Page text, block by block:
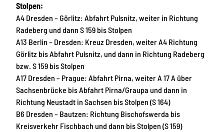
Stolpen:
A4 Dresden – Görlitz: Abfahrt Pulsnitz, weiter in Richtung
Radeberg und dann S 159 bis Stolpen
A13 Berlin – Dresden: Kreuz Dresden, weiter A4 Richtung
Görlitz bis Abfahrt Pulsnitz, und dann in Richtung Radeberg
bzw. S 159 bis Stolpen
A17 Dresden – Prague: Abfahrt Pirna, weiter A 17 A über
Sachsenbrücke bis Abfahrt Pirna/Graupa und dann in
Richtung Neustadt in Sachsen bis Stolpen (S 164)
B6 Dresden – Bautzen: Richtung Bischofswerda bis
Kreisverkehr Fischbach und dann bis Stolpen (S 159)